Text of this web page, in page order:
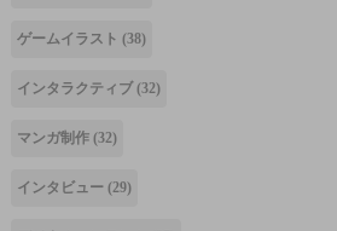
ゲームイラスト (38)
インタラクティブ(32)
マンガ制作 (32)
インタビュー (29)